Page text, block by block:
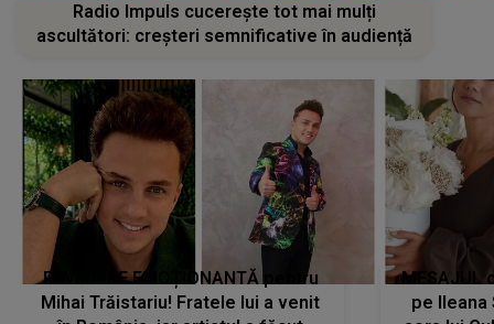
Radio Impuls cucerește tot mai mulți
ascultători: creșteri semnificative în audiență
REVEDERE EMOȚIONANTĂ pentru
Mihai Trăistariu! Fratele lui a venit
MESAJUL
pe Ileana